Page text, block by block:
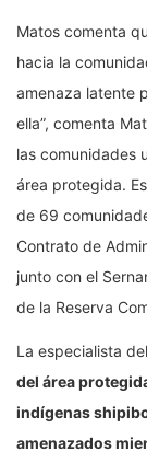
Matos comenta
hacia la
amenaza latente
ella”, comenta
las comunidades
área protegida.
de 69
Contrato de
junto con el
de la Reserva
La especialista
del área
indígenas
amenazados